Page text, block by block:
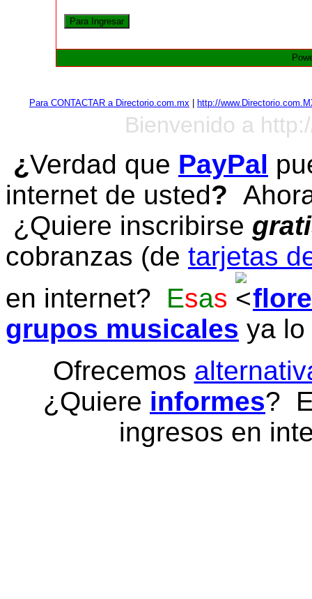
Para CONTACTAR a Directorio.com.mx http://
Bienvenido a
¿Verdad que PayPal
internet de usted?
¿Quiere inscribirse
cobranzas (de tarjetas
en internet? Esas
grupos musicales ya
Ofrecemos
¿Quiere informes?
ingresos en